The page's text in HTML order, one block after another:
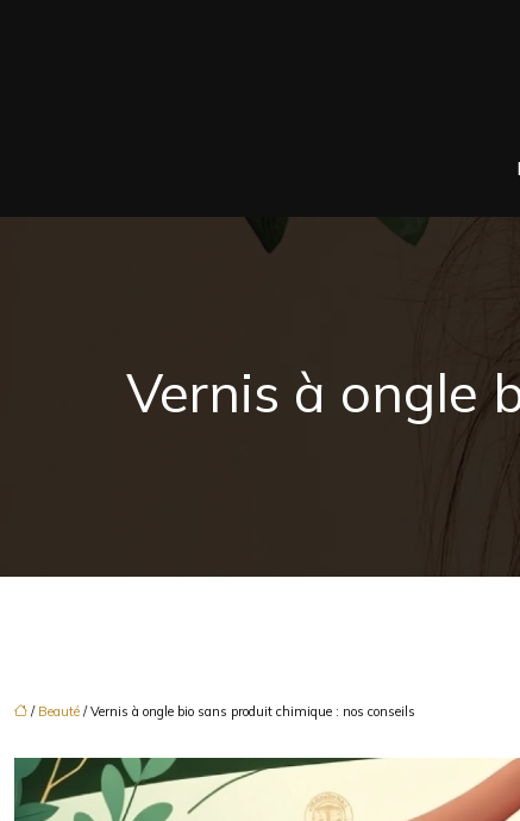
Vernis à ongle
/ Beauté / Vernis à ongle bio sans produit chimique : nos conseils